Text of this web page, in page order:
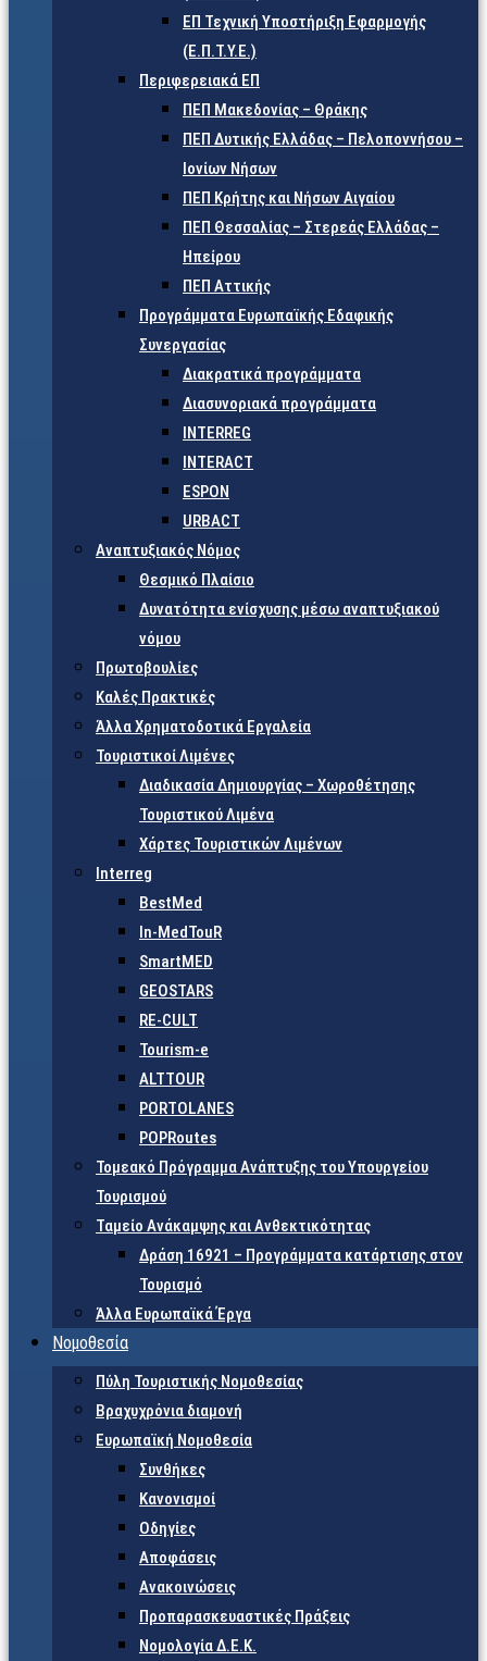
ΕΠ Τεχνική Υποστήριξη Εφαρμογής
(Ε.Π.Τ.Υ.Ε.)
Περιφερειακά ΕΠ
ΠΕΠ Μακεδονίας – Θράκης
ΠΕΠ Δυτικής Ελλάδας – Πελοποννήσου –
Ιονίων Νήσων
ΠΕΠ Κρήτης και Νήσων Αιγαίου
ΠΕΠ Θεσσαλίας – Στερεάς Ελλάδας –
Ηπείρου
ΠΕΠ Αττικής
Προγράμματα Ευρωπαϊκής Εδαφικής
Συνεργασίας
Διακρατικά προγράμματα
Διασυνοριακά προγράμματα
INTERREG
INTERACT
ESPON
URBACT
Αναπτυξιακός Νόμος
Θεσμικό Πλαίσιο
Δυνατότητα ενίσχυσης μέσω αναπτυξιακού
νόμου
Πρωτοβουλίες
Καλές Πρακτικές
Άλλα Χρηματοδοτικά Εργαλεία
Τουριστικοί Λιμένες
Διαδικασία Δημιουργίας – Χωροθέτησης
Τουριστικού Λιμένα
Χάρτες Τουριστικών Λιμένων
Interreg
BestMed
In-MedTouR
SmartMED
GEOSTARS
RE-CULT
Tourism-e
ALTTOUR
PORTOLANES
POPRoutes
Τομεακό Πρόγραμμα Ανάπτυξης του Υπουργείου
Τουρισμού
Ταμείο Ανάκαμψης και Ανθεκτικότητας
Δράση 16921 – Προγράμματα κατάρτισης στον
Τουρισμό
Άλλα Ευρωπαϊκά Έργα
Νομοθεσία
Πύλη Τουριστικής Νομοθεσίας
Βραχυχρόνια διαμονή
Ευρωπαϊκή Νομοθεσία
Συνθήκες
Κανονισμοί
Οδηγίες
Αποφάσεις
Ανακοινώσεις
Προπαρασκευαστικές Πράξεις
Νομολογία Δ.Ε.Κ.